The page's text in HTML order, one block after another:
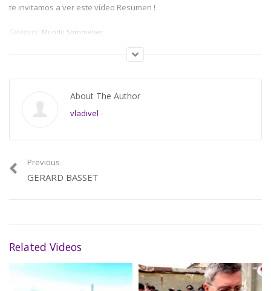
te invitamos a ver este vídeo Resumen !
Category: Mundo Sommelier
About The Author
vladivel -
Previous
GERARD BASSET
Related Videos